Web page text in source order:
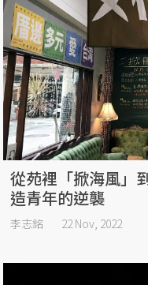
從苑裡「掀海風」
造青年的逆襲
李志銘 22 Nov, 2022